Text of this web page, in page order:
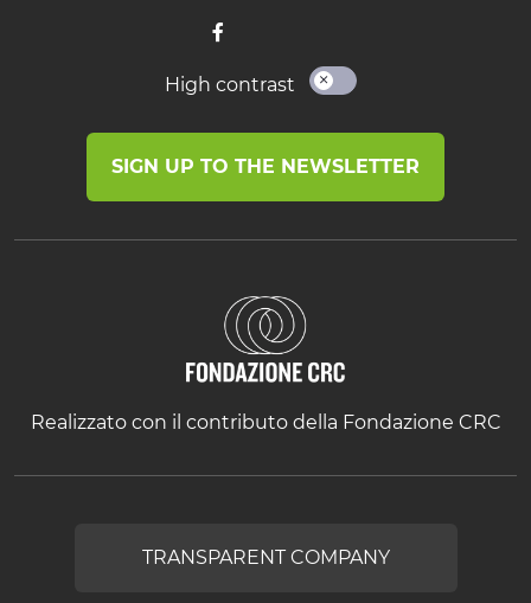
High contrast
SIGN UP TO THE NEWSLETTER
Realizzato con il contributo della Fondazione CRC
TRANSPARENT COMPANY